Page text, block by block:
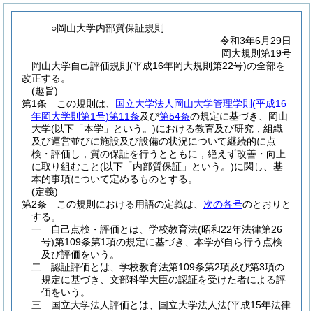
○岡山大学内部質保証規則
令和3年6月29日
岡大規則第19号
岡山大学自己評価規則(平成16年岡大規則第22号)の全部を
改正する。
(趣旨)
第1条
この規則は、 国立大学法人岡山大学管理学則 (平成16
年岡大学則第1号)第11条及び第54条の規定に基づき、岡山
大学(以下「本学」という。)における教育及び研究，組織
及び運営並びに施設及び設備の状況について継続的に点
検・評価し，質の保証を行うとともに，絶えず改善・向上
に取り組むこと(以下「内部質保証」という。)に関し、基
本的事項について定めるものとする。
(定義)
第2条
この規則における用語の定義は、 次の各号のとおりと
する。
一
自己点検・評価とは、学校教育法(昭和22年法律第26
号)第109条第1項の規定に基づき、本学が自ら行う点検
及び評価をいう。
二
認証評価とは、学校教育法第109条第2項及び第3項の
規定に基づき、文部科学大臣の認証を受けた者による評
価をいう。
三
国立大学法人評価とは、国立大学法人法(平成15年法律